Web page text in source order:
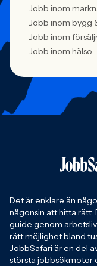
Jobb inom
Jobb inom bygg
Jobb inom
Jobb inom
Det är enklare än
någonsin att hitta rätt.
guide genom
rätt möjlighet bland
JobbSafari är en del
största jobbsökmotor